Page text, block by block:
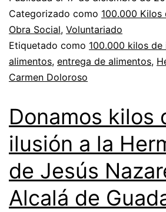
Categorizado como 100.000 Kilos
Obra Social, Voluntariado
Etiquetado como 100.000 kilos de
alimentos, entrega de alimentos,
Carmen Doloroso
Donamos kilos
ilusión a la
de Jesús
Alcalá de